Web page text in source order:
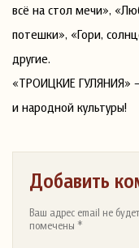
всё на стол мечи»,
потешки», «Гори,
другие.
«ТРОИЦКИЕ ГУЛЯНИЯ»
и народной культуры!
Добавить
Ваш адрес email не
помечены *